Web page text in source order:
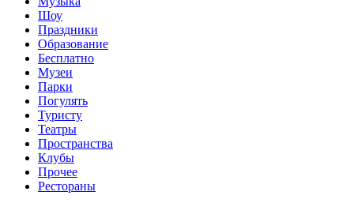
Шоу
Праздники
Образование
Бесплатно
Музеи
Парки
Погулять
Туристу
Театры
Пространства
Клубы
Прочее
Рестораны